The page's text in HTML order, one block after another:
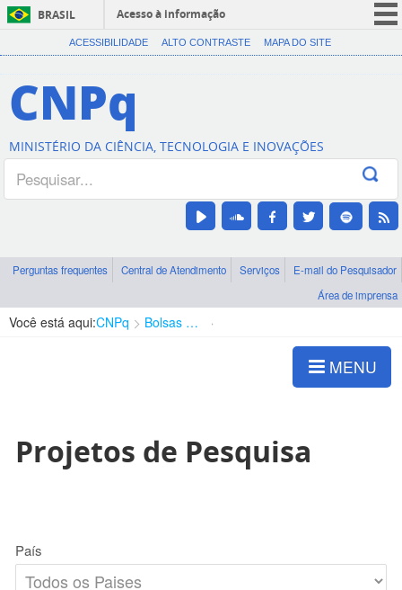
BRASIL
Acesso à informação
CORONAVÍRUS (COVID-19)
Canais
ACESSIBILIDADE ALTO CONTRASTE MAPA DO SITE
CNPq
MINISTÉRIO DA CIÊNCIA, TECNOLOGIA E INOVAÇÕES
Perguntas frequentes Central de Atendimento Serviços
E-mail do Pesquisador
Área de imprensa
Você está aqui:CNPq Bolsas e Auxílios Vigentes
MENU
Projetos de Pesquisa
País